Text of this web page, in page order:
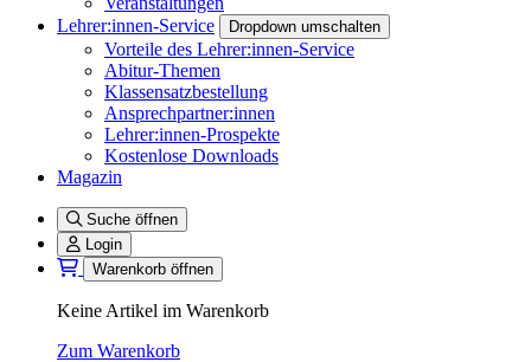
Lehrer:innen-Service
Dropdown umschalten
Vorteile des Lehrer:innen-Service
Abitur-Themen
Klassensatzbestellung
Ansprechpartner:innen
Lehrer:innen-Prospekte
Kostenlose Downloads
Magazin
Suche öffnen
Login
Warenkorb öffnen
Keine Artikel im Warenkorb
Zum Warenkorb